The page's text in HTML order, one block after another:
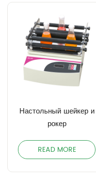
Настольный шейкер и
рокер
READ MORE